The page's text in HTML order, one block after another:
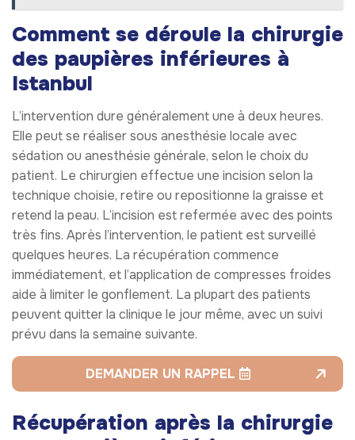
Comment se déroule la chirurgie
des paupières inférieures à
Istanbul
L’intervention dure généralement une à deux heures.
Elle peut se réaliser sous anesthésie locale avec
sédation ou anesthésie générale, selon le choix du
patient. Le chirurgien effectue une incision selon la
technique choisie, retire ou repositionne la graisse et
retend la peau. L’incision est refermée avec des points
très fins. Après l’intervention, le patient est surveillé
quelques heures. La récupération commence
immédiatement, et l’application de compresses froides
aide à limiter le gonflement. La plupart des patients
peuvent quitter la clinique le jour même, avec un suivi
prévu dans la semaine suivante.
DEMANDER UN RAPPEL
Récupération après la chirurgie